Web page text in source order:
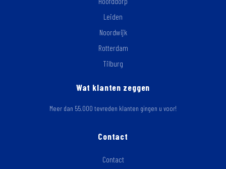
Leiden
Noordwijk
Rotterdam
Tilburg
Wat klanten zeggen
Meer dan 55.000 tevreden klanten gingen u voor!
Contact
Contact